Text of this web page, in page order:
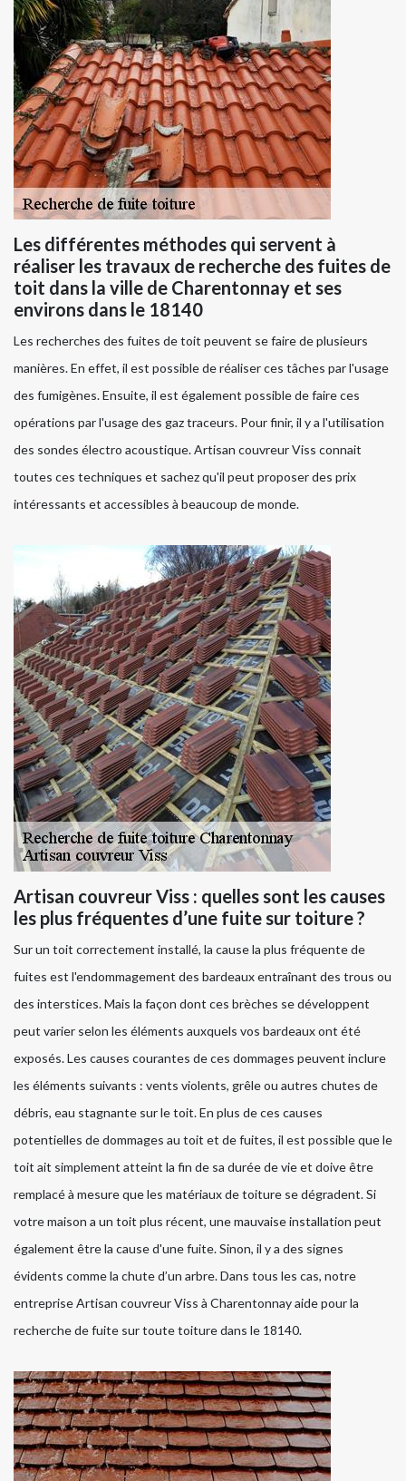
Les différentes méthodes qui servent à
réaliser les travaux de recherche des fuites de
toit dans la ville de Charentonnay et ses
environs dans le 18140
Les recherches des fuites de toit peuvent se faire de plusieurs
manières. En effet, il est possible de réaliser ces tâches par l'usage
des fumigènes. Ensuite, il est également possible de faire ces
opérations par l'usage des gaz traceurs. Pour finir, il y a l'utilisation
des sondes électro acoustique. Artisan couvreur Viss connait
toutes ces techniques et sachez qu'il peut proposer des prix
intéressants et accessibles à beaucoup de monde.
Artisan couvreur Viss : quelles sont les causes
les plus fréquentes d’une fuite sur toiture ?
Sur un toit correctement installé, la cause la plus fréquente de
fuites est l'endommagement des bardeaux entraînant des trous ou
des interstices. Mais la façon dont ces brèches se développent
peut varier selon les éléments auxquels vos bardeaux ont été
exposés. Les causes courantes de ces dommages peuvent inclure
les éléments suivants : vents violents, grêle ou autres chutes de
débris, eau stagnante sur le toit. En plus de ces causes
potentielles de dommages au toit et de fuites, il est possible que le
toit ait simplement atteint la fin de sa durée de vie et doive être
remplacé à mesure que les matériaux de toiture se dégradent. Si
votre maison a un toit plus récent, une mauvaise installation peut
également être la cause d'une fuite. Sinon, il y a des signes
évidents comme la chute d’un arbre. Dans tous les cas, notre
entreprise Artisan couvreur Viss à Charentonnay aide pour la
recherche de fuite sur toute toiture dans le 18140.